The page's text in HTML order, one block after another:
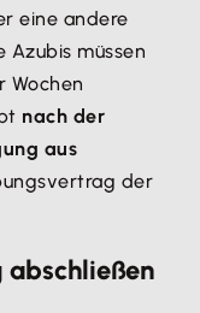
eine andere
Azubis müssen
Wochen
nach der
aus
der